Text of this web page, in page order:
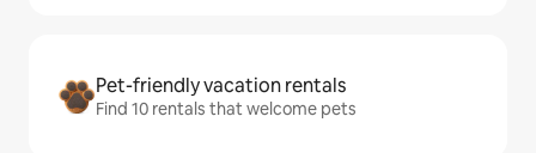
Pet-friendly vacation rentals
Find 10 rentals that welcome pets